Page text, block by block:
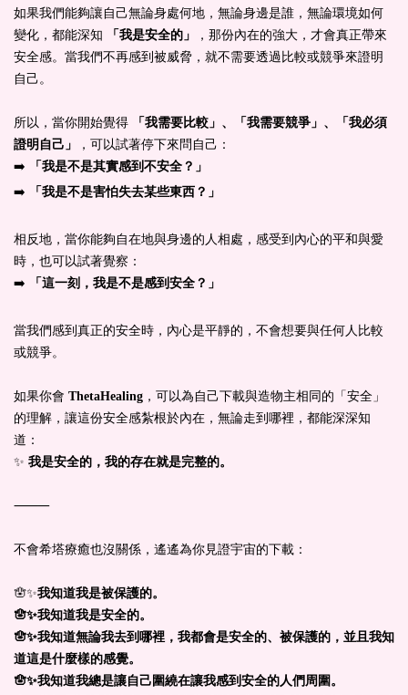
如果我們能夠讓自己無論身處何地，無論身邊是誰，無論環境如何
變化，都能深知
「我是安全的」
，那份內在的強大，才會真正帶來
安全感。當我們不再感到被威脅，就不需要透過比較或競爭來證明
自己。
所以，當你開始覺得
「我需要比較」、「我需要競爭」、「我必須
證明自己」
，可以試著停下來問自己：
➡️
「我是不是其實感到不安全？」
➡️
「我是不是害怕失去某些東西？」
相反地，當你能夠自在地與身邊的人相處，感受到內心的平和與愛
時，也可以試著覺察：
➡️
「這一刻，我是不是感到安全？」
當我們感到真正的安全時，內心是平靜的，不會想要與任何人比較
或競爭。
如果你會 ThetaHealing ，可以為自己下載與造物主相同的「安全」
的理解，讓這份安全感紮根於內在，無論走到哪裡，都能深深知
道：
✨ 我是安全的，我的存在就是完整的。
⸻
不會希塔療癒也沒關係，遙遙為你見證宇宙的下載：
🪬✨我知道我是被保護的。
🪬✨我知道我是安全的。
🪬✨我知道無論我去到哪裡，我都會是安全的、被保護的，並且我知
道這是什麼樣的感覺。
🪬✨我知道我總是讓自己圍繞在讓我感到安全的人們周圍。